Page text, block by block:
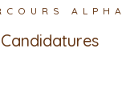
ALPHA
Candidatures